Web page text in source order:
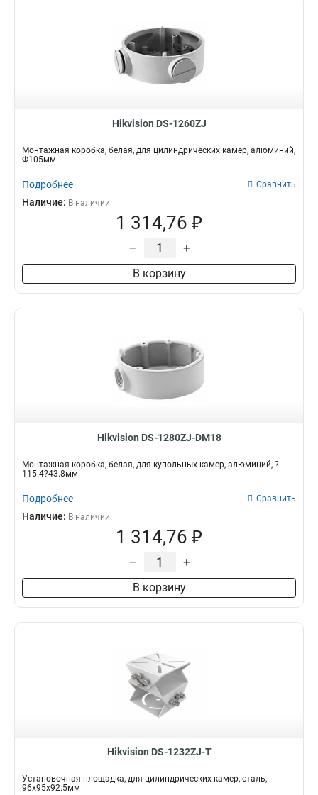
Hikvision DS-1260ZJ
Монтажная коробка, белая, для цилиндрических камер, алюминий,
Ф105мм
Подробнее Сравнить
Наличие: В наличии
1 314,76 ₽
– +
В корзину
Hikvision DS-1280ZJ-DM18
Монтажная коробка, белая, для купольных камер, алюминий, ?
115.4?43.8мм
Подробнее Сравнить
Наличие: В наличии
1 314,76 ₽
– +
В корзину
Hikvision DS-1232ZJ-T
Установочная площадка, для цилиндрических камер, сталь,
96x95x92.5мм